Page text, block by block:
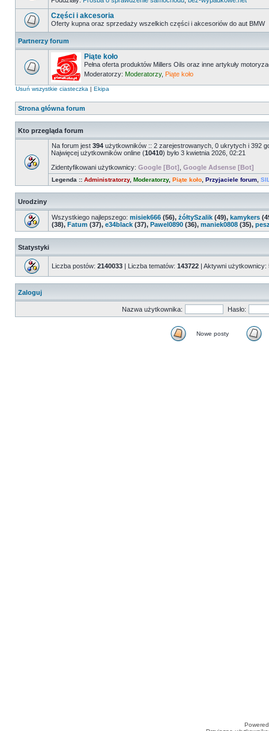
Części i akcesoria
Oferty kupna oraz sprzedaży wszelkich części i akcesoriów do aut BMW
Partnerzy forum
Piąte koło
Pełna oferta produktów Millers Oils oraz inne artykuły
Moderatorzy: Moderatorzy, Piąte koło
Usuń wszystkie ciasteczka | Ekipa
Strona główna forum
Kto przegląda forum
Na forum jest 394 użytkowników :: 2 zarejestrowanych, 0 ukrytych i 392
Najwięcej użytkowników online (10410) było 3 kwietnia 2026, 02:21
Zidentyfikowani użytkownicy: Google [Bot] Google Adsense [Bot]
Legenda :: Administratorzy, Moderatorzy, Piąte koło Przyjaciele forum
Urodziny
Wszystkiego najlepszego: misiek666 (56), żółtySzalik (49), kamykers
(38), Fatum (37), e34black (37), Pawel0890 (36), maniek0808 (35),
Statystyki
Liczba postów: 2140033 | Liczba tematów: 143722 | Aktywni użytkownicy:
Zaloguj
Nazwa użytkownika: Hasło:
Nowe posty